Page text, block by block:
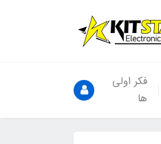
فکر اولی
ها